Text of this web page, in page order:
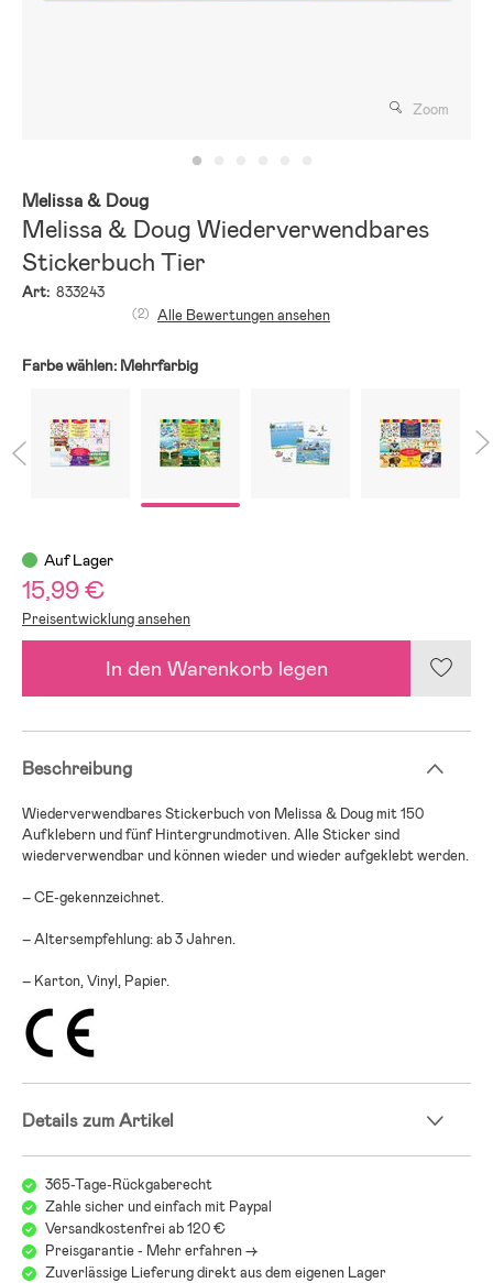
Zoom
Melissa & Doug
Melissa & Doug Wiederverwendbares
Stickerbuch Tier
Art: 833243
(2) Alle Bewertungen ansehen
Farbe wählen: Mehrfarbig
Auf Lager
15,99 €
Preisentwicklung ansehen
In den Warenkorb legen
Beschreibung
Wiederverwendbares Stickerbuch von Melissa & Doug mit 150
Aufklebern und fünf Hintergrundmotiven. Alle Sticker sind
wiederverwendbar und können wieder und wieder aufgeklebt werden.
– CE-gekennzeichnet.
– Altersempfehlung: ab 3 Jahren.
– Karton, Vinyl, Papier.
Details zum Artikel
365-Tage-Rückgaberecht
Zahle sicher und einfach mit Paypal
Versandkostenfrei ab 120 €
Preisgarantie - Mehr erfahren ->
Zuverlässige Lieferung direkt aus dem eigenen Lager